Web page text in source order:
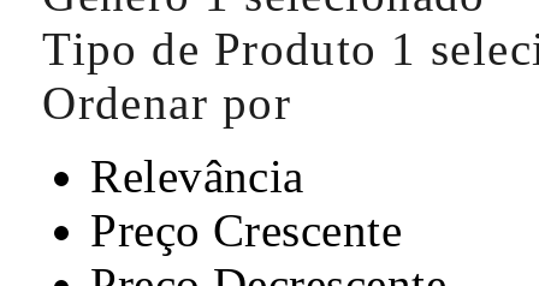
Tipo de Produto 1
Ordenar por
Relevância
Preço Crescente